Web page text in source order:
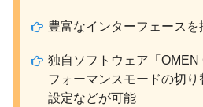
豊富なインターフェースを
独自ソフトウェア「
フォーマンスモードの切
設定などが可能